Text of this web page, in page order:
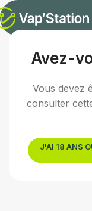
Avez-
Vous devez
consulter
J'AI 18 ANS
Accueil /E-